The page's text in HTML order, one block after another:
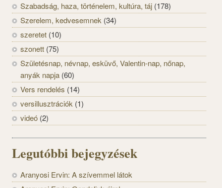
Szabadság, haza, történelem, kultúra, táj (178)
Szerelem, kedvesemnek (34)
szeretet (10)
szonett (75)
Születésnap, névnap, esküvő, Valentin-nap, nőnap,
anyák napja (60)
Vers rendelés (14)
versillusztrációk (1)
videó (2)
Legutóbbi bejegyzések
Aranyosi Ervin: A szívemmel látok